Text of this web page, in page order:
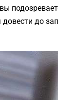
до